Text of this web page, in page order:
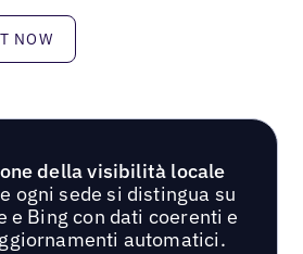
NOW
della visibilità locale
ogni sede si distingua su
e Bing con dati coerenti e
automatici.